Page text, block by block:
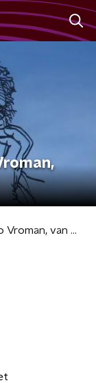
19:05 Gedicht: Voor Leo Vroman, van Anne Vegter